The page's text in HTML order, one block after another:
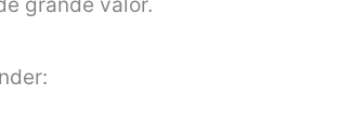
grande valor.